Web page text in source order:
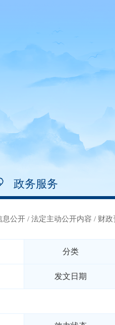
政务服务
息公开 / 法定主动公开内容 / 财政
分类
发文日期